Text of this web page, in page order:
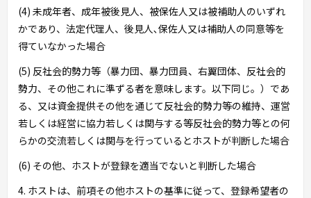
(4) 未成年者、成年被後見人、被保佐人又は被補助人のいずれ
かであり、法定代理人、後見人､保佐人又は補助人の同意等を
得ていなかった場合
(5) 反社会的勢力等（暴力団、暴力団員、右翼団体、反社会的
勢力、その他これに準ずる者を意味します。以下同じ。）であ
る、又は資金提供その他を通じて反社会的勢力等の維持、運営
若しくは経営に協力若しくは関与する等反社会的勢力等との何
らかの交流若しくは関与を行っているとホストが判断した場合
(6) その他、ホストが登録を適当でないと判断した場合
4. ホストは、前項その他ホストの基準に従って、登録希望者の